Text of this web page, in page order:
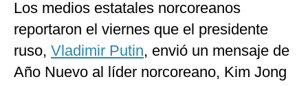
Los medios estatales norcoreanos
reportaron el viernes que el presidente
ruso, Vladimir Putin, envió un mensaje de
Año Nuevo al líder norcoreano, Kim Jong